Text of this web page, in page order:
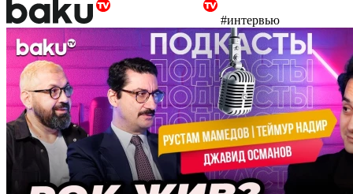
#интервью